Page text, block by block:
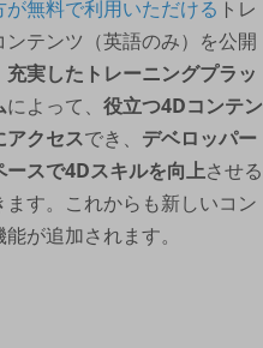
が無料で利用いただける トレ
ンテンツ（英語のみ）を公開
充実したトレーニングプラッ
によって、 役立つ4Dコンテン
アクセスでき、 デベロッパー
ースで4Dスキルを向上させる
ます。これからも新しいコン
が追加されます。